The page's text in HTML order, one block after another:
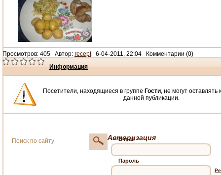
Просмотров: 405 Автор: recept6-04-2011, 22:04 Комментарии (0)
Информация
Посетители, находящиеся в группе Гости, не могут оставлять
данной публикации.
Авторизация
E-mail
Пароль